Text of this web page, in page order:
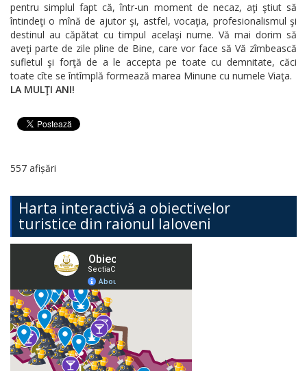
pentru simplul fapt că, într-un moment de necaz, aţi ştiut să
întindeţi o mînă de ajutor şi, astfel, vocaţia, profesionalismul şi
destinul au căpătat cu timpul acelaşi nume. Vă mai dorim să
aveţi parte de zile pline de Bine, care vor face să Vă zîmbească
sufletul şi forţă de a le accepta pe toate cu demnitate, căci
toate cîte se întîmplă formează marea Minune cu numele Viaţa.
LA MULŢI ANI!
557 afișări
Harta interactivă a obiectivelor
turistice din raionul Ialoveni